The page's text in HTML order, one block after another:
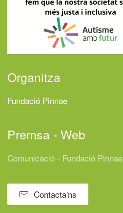
Organitza
Fundació Pinnae
Premsa - Web
Comunicació - Fundació Pinnae
Contacta'ns